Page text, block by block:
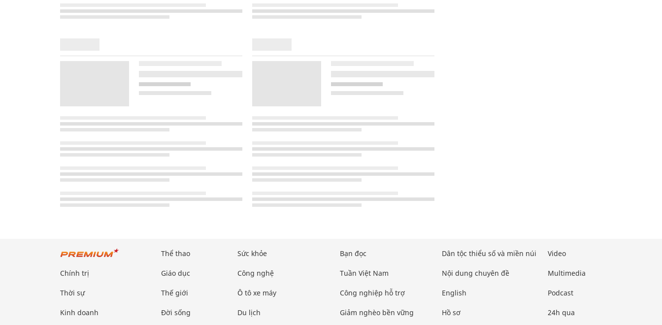
Chính trị
Thời sự
Kinh doanh
Thể thao
Giáo dục
Thế giới
Đời sống
Sức khỏe
Công nghệ
Ô tô xe máy
Du lịch
Bạn đọc
Tuần Việt Nam
Công nghiệp hỗ trợ
Giảm nghèo bền vững
Dân tộc thiểu số và miền núi
Nội dung chuyên đề
English
Hồ sơ
Video
Multimedia
Podcast
24h qua